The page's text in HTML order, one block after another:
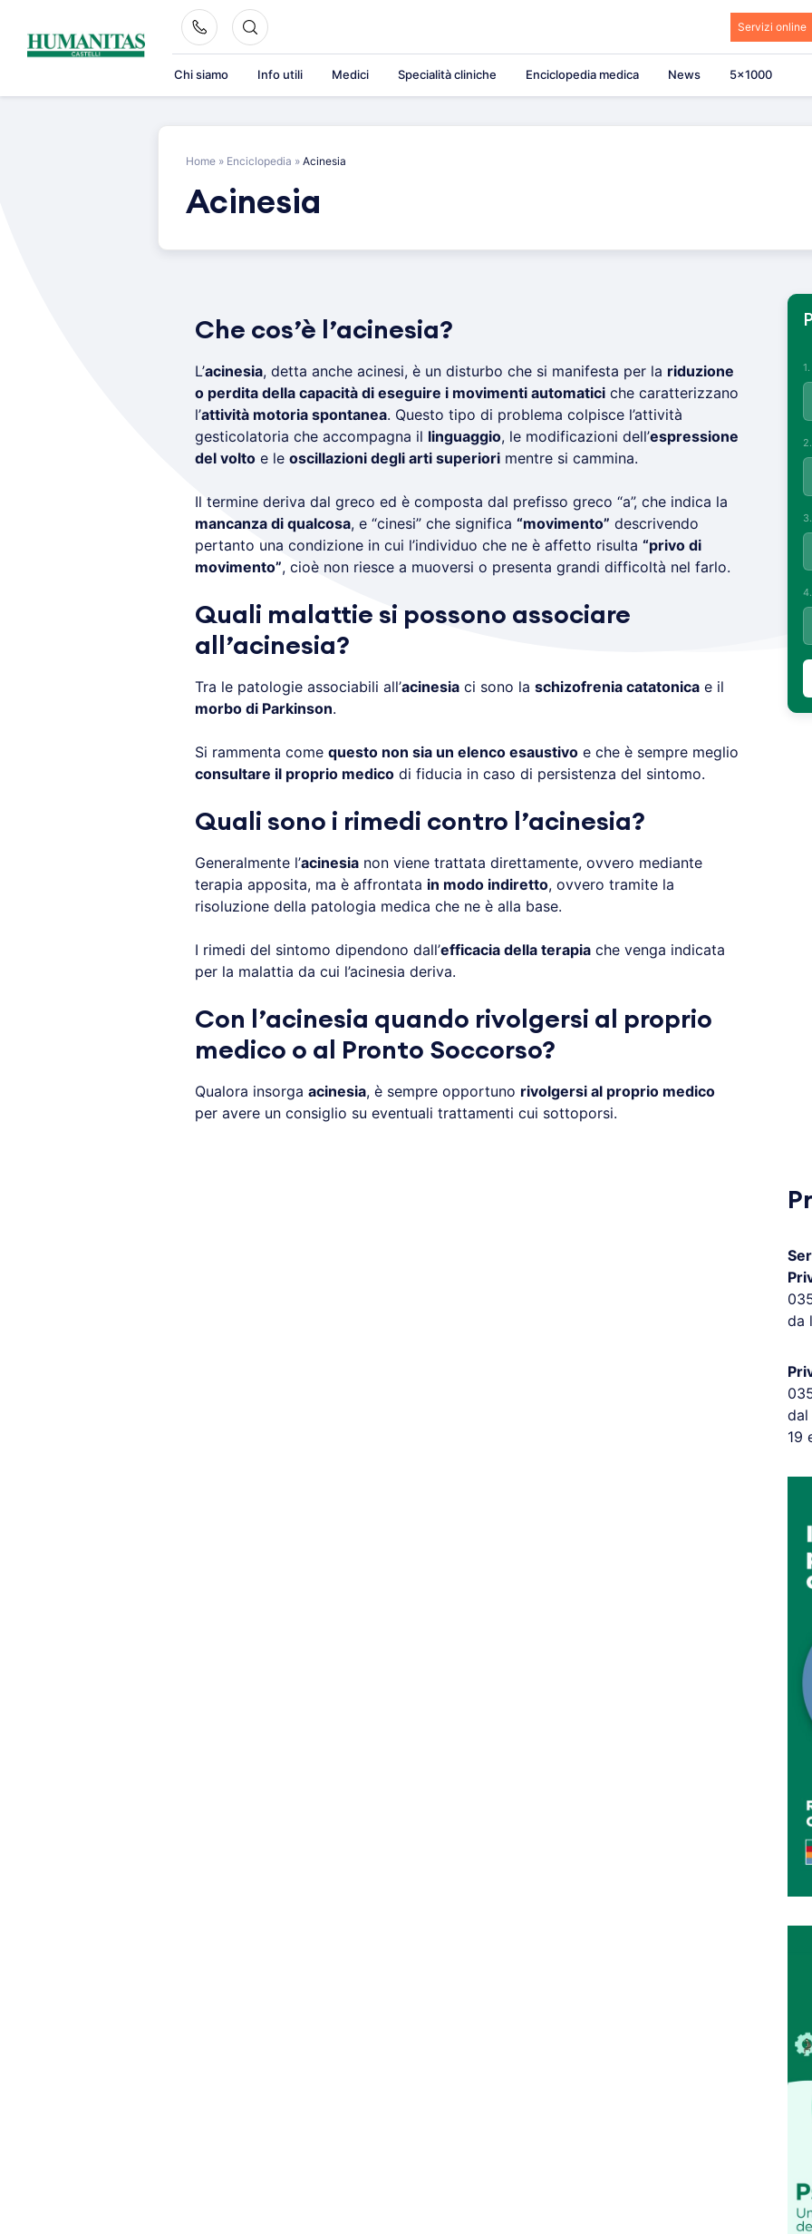
content
Servizi online
Chi siamo Info utili Medici Specialità cliniche Enciclopedia medica News 5×1000
Home » Enciclopedia » Acinesia
Acinesia
Che cos’è l’acinesia?
L’acinesia, detta anche acinesi, è un disturbo che si manifesta per la riduzione
o perdita della capacità di eseguire i movimenti automaticiche caratterizzano
l’attività motoria spontanea. Questo tipo di problema colpisce l’attività
gesticolatoria che accompagna il linguaggio, le modificazioni dell’espressione
del voltoe le oscillazioni degli arti superiorimentre si cammina.
Il termine deriva dal greco ed è composta dal prefisso greco “a”, che indica la
mancanza di qualcosa, e “cinesi” che significa “movimento” descrivendo
pertanto una condizione in cui l’individuo che ne è affetto risulta “privo di
movimento”, cioè non riesce a muoversi o presenta grandi difficoltà nel farlo.
Quali malattie si possono associare
all’acinesia?
Tra le patologie associabili all’acinesiaci sono la schizofrenia catatonicae il
morbo di Parkinson.
Si rammenta come questo non sia un elenco esaustivoe che è sempre meglio
consultare il proprio medicodi fiducia in caso di persistenza del sintomo.
Quali sono i rimedi contro l’acinesia?
Generalmente l’acinesianon viene trattata direttamente, ovvero mediante
terapia apposita, ma è affrontata in modo indiretto, ovvero tramite la
risoluzione della patologia medica che ne è alla base.
I rimedi del sintomo dipendono dall’efficacia della terapiache venga indicata
per la malattia da cui l’acinesia deriva.
Con l’acinesia quando rivolgersi al proprio
medico o al Pronto Soccorso?
Qualora insorga acinesia, è sempre opportuno rivolgersi al proprio medico
per avere un consiglio su eventuali trattamenti cui sottoporsi.
da
dal
19